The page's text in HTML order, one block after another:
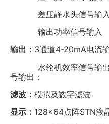
差压静水头信号输入
输出功率信号输入
输出： 3通道4-20mA电流
水轮机效率信号输出
号输出；
滤波： 模拟及数字滤波
显示： 128×64点阵STN液